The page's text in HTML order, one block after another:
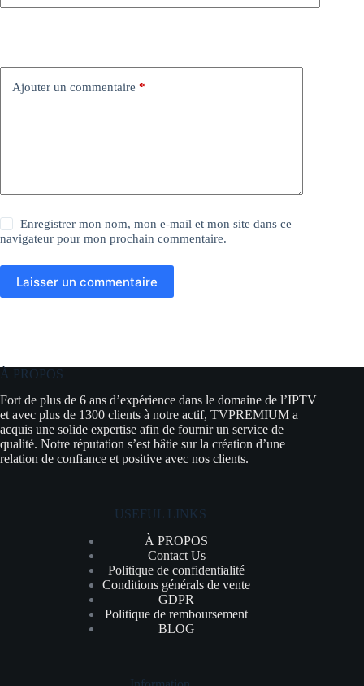
Ajouter un commentaire *
Enregistrer mon nom, mon e-mail et mon site dans ce
navigateur pour mon prochain commentaire.
Laisser un commentaire
À PROPOS
Fort de plus de 6 ans d’expérience dans le domaine de l’IPTV
et avec plus de 1300 clients à notre actif, TVPREMIUM a
acquis une solide expertise afin de fournir un service de
qualité. Notre réputation s’est bâtie sur la création d’une
relation de confiance et positive avec nos clients.
USEFUL LINKS
À PROPOS
Contact Us
Politique de confidentialité
Conditions générals de vente
GDPR
Politique de remboursement
BLOG